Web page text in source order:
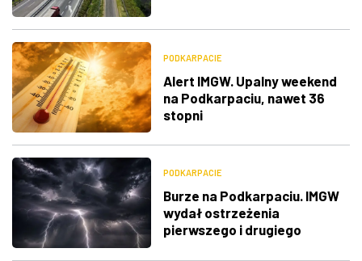
PODKARPACIE
Alert IMGW. Upalny weekend
na Podkarpaciu, nawet 36
stopni
PODKARPACIE
Burze na Podkarpaciu. IMGW
wydał ostrzeżenia
pierwszego i drugiego